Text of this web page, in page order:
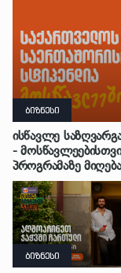
ბიზნესი
ისწავლე
-
პროგრამაზე
ბიზნესი